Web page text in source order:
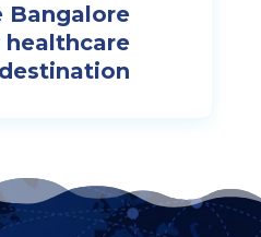
Bangalore
healthcare
destination?